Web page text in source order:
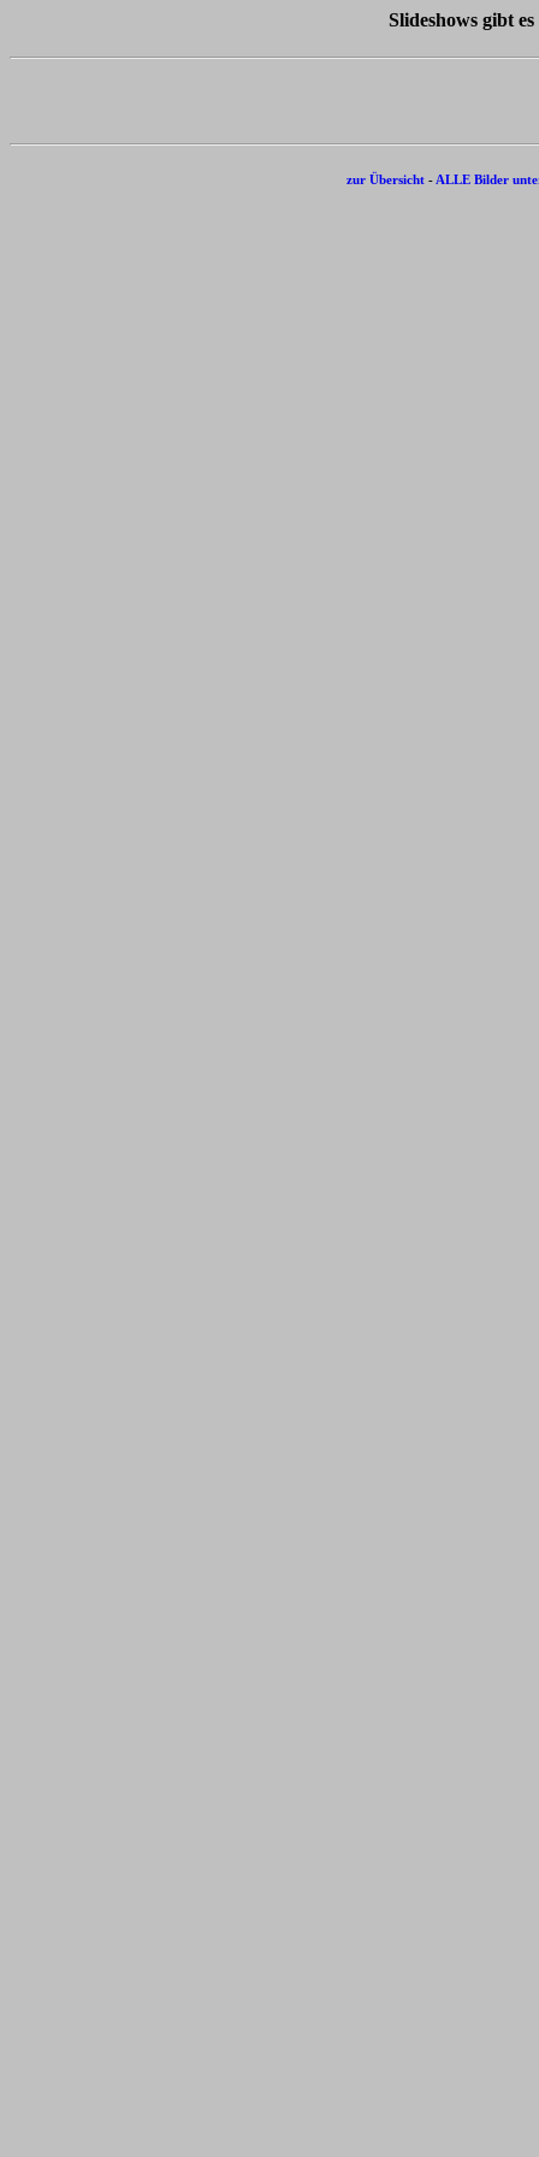
Slideshows gibt
zur Übersicht- ALLE Bilder